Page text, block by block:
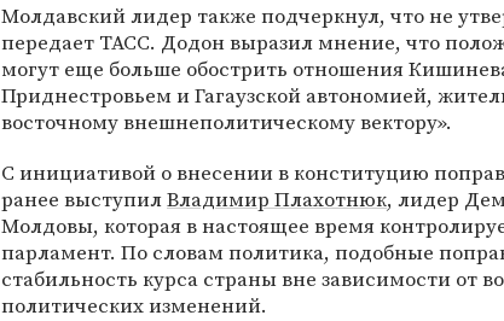
Молдавский лидер также подчеркнул, что не
передает ТАСС. Додон выразил мнение, что
могут еще больше обострить отношения
Приднестровьем и Гагаузской автономией,
восточному внешнеполитическому вектору».
С инициативой о внесении в конституцию
ранее выступилВладимир Плахотнюк, лидер
Молдовы, которая в настоящее время
парламент. По словам политика, подобные
стабильность курса страны вне зависимости от
политических изменений.